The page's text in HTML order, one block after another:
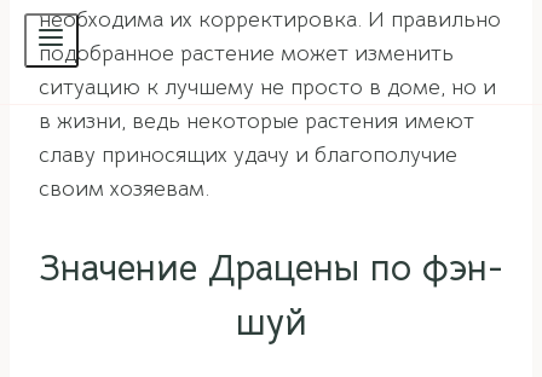
необходима их корректировка. И правильно
подобранное растение может изменить
ситуацию к лучшему не просто в доме, но и
в жизни, ведь некоторые растения имеют
славу приносящих удачу и благополучие
своим хозяевам.
Значение Драцены по фэн-
шуй